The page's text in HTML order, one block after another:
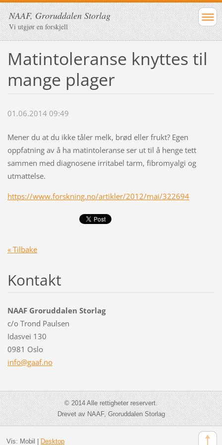
NAAF, Groruddalen Storlag
Vi utgjør en forskjell
Matintoleranse knyttes til
mange plager
01.06.2014 09:49
Mener du at du ikke tåler melk, brød eller frukt? Egen
oppfatning av å ha matintoleranse ser ut til å henge tett
sammen med diagnosene irritabel tarm, fibromyalgi og
utmattelse.
https://www.forskning.no/artikler/2012/mai/322694
« Tilbake
Kontakt
NAAF Groruddalen Storlag
c/o Trond Paulsen
Idasvei 130
0981 Oslo
info@gaaf.no
© 2014 Alle rettigheter reservert.
Drevet av NAAF, Groruddalen Storlag
Vis: Mobil Desktop